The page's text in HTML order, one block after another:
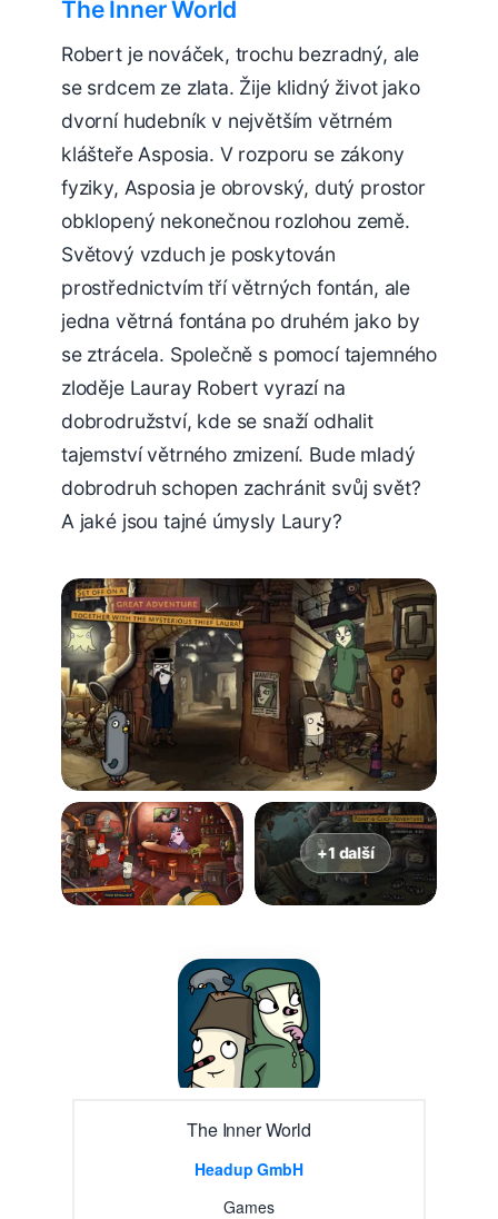
The Inner World
Robert je nováček, trochu bezradný, ale
se srdcem ze zlata. Žije klidný život jako
dvorní hudebník v největším větrném
klášteře Asposia. V rozporu se zákony
fyziky, Asposia je obrovský, dutý prostor
obklopený nekonečnou rozlohou země.
Světový vzduch je poskytován
prostřednictvím tří větrných fontán, ale
jedna větrná fontána po druhém jako by
se ztrácela. Společně s pomocí tajemného
zloděje Lauray Robert vyrazí na
dobrodružství, kde se snaží odhalit
tajemství větrného zmizení. Bude mladý
dobrodruh schopen zachránit svůj svět?
A jaké jsou tajné úmysly Laury?
+1 další
The Inner World
Headup GmbH
Games